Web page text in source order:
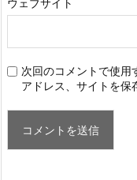
次回のコメントで使用
アドレス、サイトを保